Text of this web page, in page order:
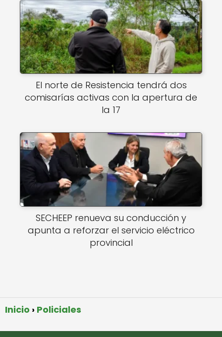
El norte de Resistencia tendrá dos
comisarías activas con la apertura de
la 17
SECHEEP renueva su conducción y
apunta a reforzar el servicio eléctrico
provincial
Inicio Policiales